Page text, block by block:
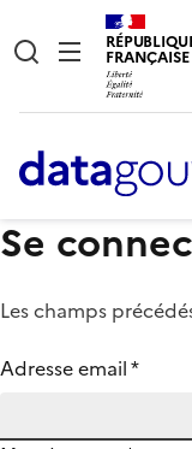
FRANÇAISE
Se
Les champs
Adresse email*